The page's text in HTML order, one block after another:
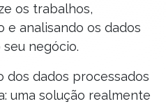
os trabalhos,
e analisando os dados
negócio.
dos dados processados
uma solução realmente